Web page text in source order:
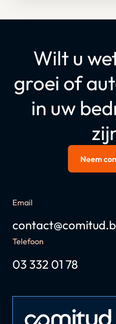
Wilt u
groei of
in uw
Neem
Email
Telefoon
03 332 01 78